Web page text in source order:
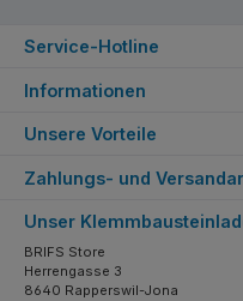
Service-Hotline
Informationen
Unsere Vorteile
Zahlungs- und
Unser
BRIFS Store
Herrengasse 3
8640 Rapperswil-Jona